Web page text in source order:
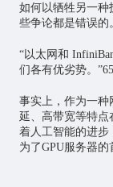
如何以牺牲另一种
些争论都是错误的
“以太网和
们各有优劣势。
事实上，作为一种
延、高带宽等特
着人工智能的进步
为了GPU服务器的